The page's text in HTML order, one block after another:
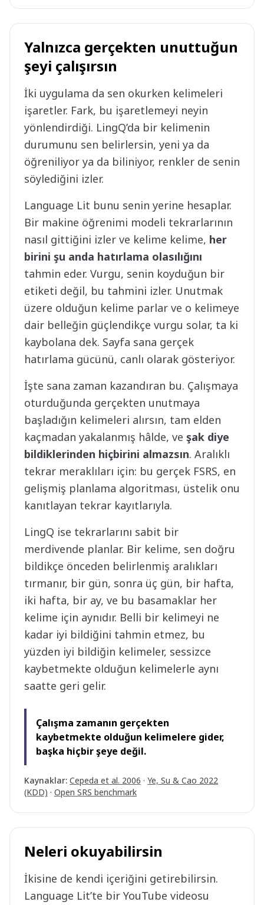
Yalnızca gerçekten unuttuğun
şeyi çalışırsın
İki uygulama da sen okurken kelimeleri
işaretler. Fark, bu işaretlemeyi neyin
yönlendirdiği. LingQ’da bir kelimenin
durumunu sen belirlersin, yeni ya da
öğreniliyor ya da biliniyor, renkler de senin
söylediğini izler.
Language Lit bunu senin yerine hesaplar.
Bir makine öğrenimi modeli tekrarlarının
nasıl gittiğini izler ve kelime kelime, her
birini şu anda hatırlama olasılığını
tahmin eder. Vurgu, senin koyduğun bir
etiketi değil, bu tahmini izler. Unutmak
üzere olduğun kelime parlar ve o kelimeye
dair belleğin güçlendikçe vurgu solar, ta ki
kaybolana dek. Sayfa sana gerçek
hatırlama gücünü, canlı olarak gösteriyor.
İşte sana zaman kazandıran bu. Çalışmaya
oturduğunda gerçekten unutmaya
başladığın kelimeleri alırsın, tam elden
kaçmadan yakalanmış hâlde, ve şak diye
bildiklerinden hiçbirini almazsın. Aralıklı
tekrar meraklıları için: bu gerçek FSRS, en
gelişmiş planlama algoritması, üstelik onu
kanıtlayan tekrar kayıtlarıyla.
LingQ ise tekrarlarını sabit bir
merdivende planlar. Bir kelime, sen doğru
bildikçe önceden belirlenmiş aralıkları
tırmanır, bir gün, sonra üç gün, bir hafta,
iki hafta, bir ay, ve bu basamaklar her
kelime için aynıdır. Belli bir kelimeyi ne
kadar iyi bildiğini tahmin etmez, bu
yüzden iyi bildiğin kelimeler, sessizce
kaybetmekte olduğun kelimelerle aynı
saatte geri gelir.
Çalışma zamanın gerçekten
kaybetmekte olduğun kelimelere gider,
başka hiçbir şeye değil.
Kaynaklar: Cepeda et al. 2006 · Ye, Su & Cao 2022
(KDD) · Open SRS benchmark
Neleri okuyabilirsin
İkisine de kendi içeriğini getirebilirsin.
Language Lit’te bir YouTube videosu